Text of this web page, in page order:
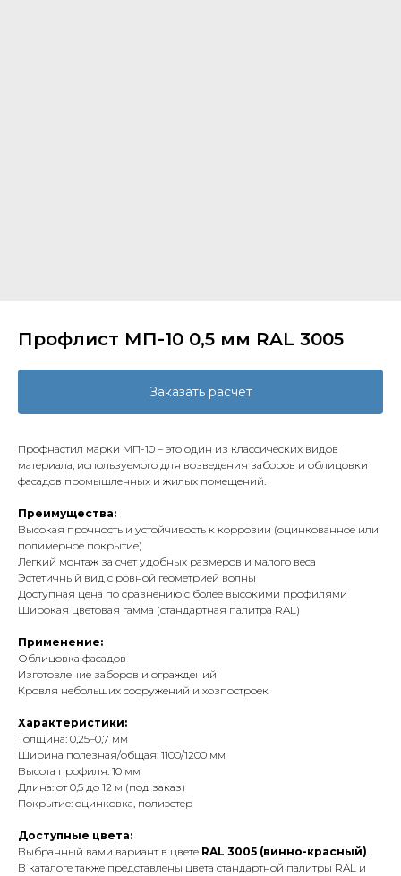
Профлист МП-10 0,5 мм RAL 3005
Заказать расчет
Профнастил марки МП-10 – это один из классических видов
материала, используемого для возведения заборов и облицовки
фасадов промышленных и жилых помещений.
Преимущества:
Высокая прочность и устойчивость к коррозии (оцинкованное или
полимерное покрытие)
Легкий монтаж за счет удобных размеров и малого веса
Эстетичный вид с ровной геометрией волны
Доступная цена по сравнению с более высокими профилями
Широкая цветовая гамма (стандартная палитра RAL)
Применение:
Облицовка фасадов
Изготовление заборов и ограждений
Кровля небольших сооружений и хозпостроек
Характеристики:
Толщина: 0,25–0,7 мм
Ширина полезная/общая: 1100/1200 мм
Высота профиля: 10 мм
Длина: от 0,5 до 12 м (под заказ)
Покрытие: оцинковка, полиэстер
Доступные цвета:
Выбранный вами вариант в цвете RAL 3005 (винно-красный).
В каталоге также представлены цвета стандартной палитры RAL и